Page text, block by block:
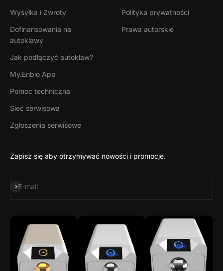
Wysyłka i Zwroty
Dofinansowania na
autoklawy
Jak podłączyć autoklaw?
My.Enbio App
Pomoc techniczna
Sieć serwisowa
Zgłoszenia serwisowe
Polityka prywatności
Prawa autorskie
Zapisz się aby otrzymywać nowości i promocje.
E-mail
Subskrybuj